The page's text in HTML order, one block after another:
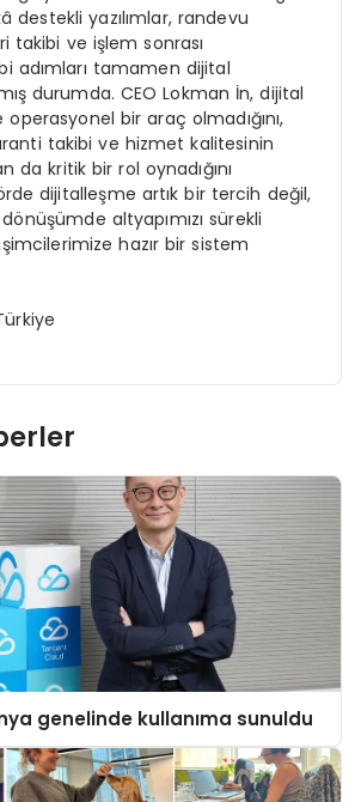
destekli yazılımlar, randevu
takibi ve işlem sonrası
adımları tamamen dijital
durumda. CEO Lokman İn, dijital
operasyonel bir araç olmadığını,
takibi ve hizmet kalitesinin
da kritik bir rol oynadığını
dijitalleşme artık bir tercih değil,
altyapımızı sürekli
hazır bir sistem
genelinde kullanıma sunuldu